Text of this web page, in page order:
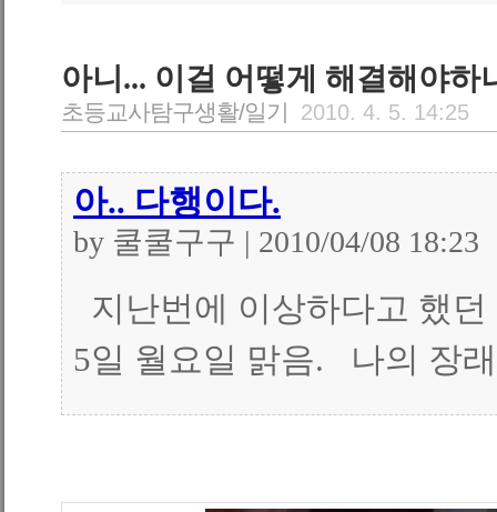
아니... 이걸 어떻게 해결해야하
초등교사탐구생활/일기 2010. 4. 5. 14:25
아.. 다행이다.
by 쿨쿨구구 | 2010/04/08 18:23
지난번에 이상하다고 했
5일 월요일 맑음. 나의 장